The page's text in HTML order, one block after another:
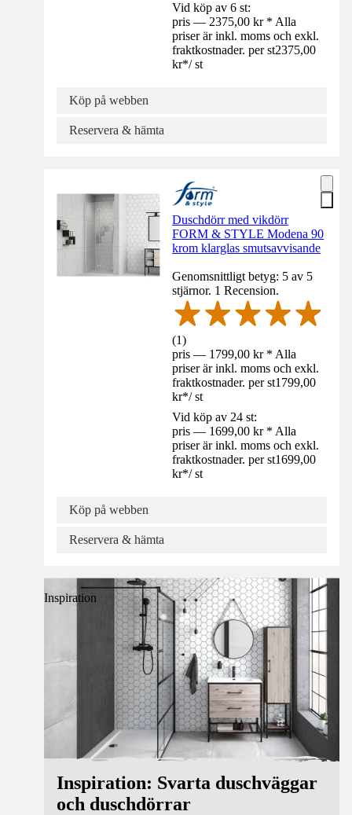
Vid köp av 6 st:
pris — 2375,00 kr * Alla
priser är inkl. moms och exkl.
fraktkostnader. per st2375,00
kr*/ st
Köp på webben
Reservera & hämta
Duschdörr med vikdörr
FORM & STYLE Modena 90
krom klarglas smutsavvisande
Genomsnittligt betyg: 5 av 5
stjärnor. 1 Recension.
(1)
pris — 1799,00 kr * Alla
priser är inkl. moms och exkl.
fraktkostnader. per st1799,00
kr*/ st
Vid köp av 24 st:
pris — 1699,00 kr * Alla
priser är inkl. moms och exkl.
fraktkostnader. per st1699,00
kr*/ st
Köp på webben
Reservera & hämta
Inspiration
Inspiration: Svarta duschväggar
och duschdörrar